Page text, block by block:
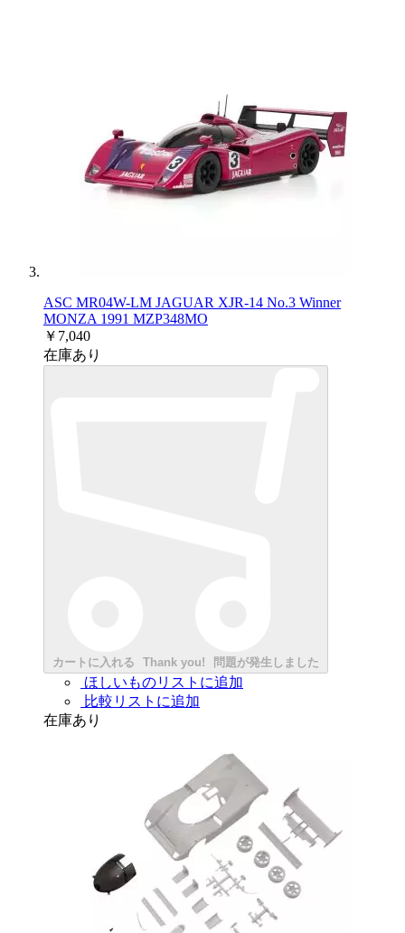
ASC MR04W-LM JAGUAR XJR-14 No.3 Winner
MONZA 1991 MZP348MO
￥7,040
在庫あり
カートに入れる Thank you! 問題が発生しました
ほしいものリストに追加
比較リストに追加
在庫あり